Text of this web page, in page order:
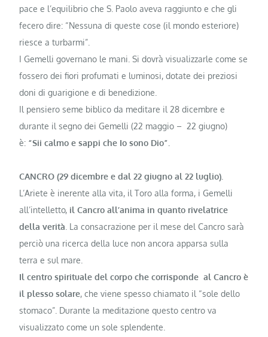
pace e l’equi­librio che S. Paolo aveva raggiunto e che gli
fecero dire: “Nessuna di queste cose (il mondo esteriore)
riesce a turbarmi”.
I Gemelli governano le mani. Si do­vrà visualizzarle come se
fossero dei fiori profumati e luminosi, dotate dei preziosi
doni di guarigione e di bene­dizione.
Il pensiero seme biblico da medita­re il 28 dicembre e
durante il segno dei Gemelli (22 maggio – 22 giugno)
è: “Sii calmo e sappi che Io sono Dio”.
CANCRO (29 dicembre e dal 22 giugno al 22 luglio).
L’Ariete è inerente alla vita, il To­ro alla forma, i Gemelli
all’intelletto, il Cancro all’anima in quan­to rivelatrice
della verità . La con­sacrazione per il mese del Cancro sarà
perciò una ricerca della luce non an­cora apparsa sulla
terra e sul mare.
Il centro spirituale del corpo che corrisponde al Cancro è
il plesso solare, che viene spesso chiamato il “sole dello
stomaco”. Durante la meditazione questo centro va
visualizzato come un sole splendente.